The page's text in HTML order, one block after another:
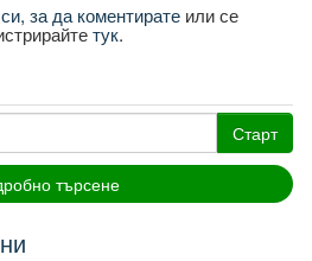
за да коментиратеили се
тук.
Старт
търсене